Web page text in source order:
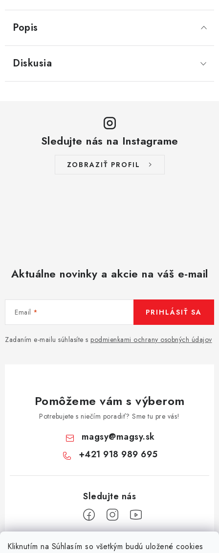
Kliknutím na Súhlasím so všetkým budú uložené cookies
Popis
Diskusia
Sledujte nás na Instagrame
ZOBRAZIŤ PROFIL
Aktuálne novinky a akcie na váš e-mail
Email
Zadaním e-mailu súhlasíte s podmienkami ochrany osobných údajov
PRIHLÁSIŤ SA
Pomôžeme vám s výberom
Potrebujete s niečím poradiť? Sme tu pre vás!
magsy@magsy.sk
+421 918 989 695